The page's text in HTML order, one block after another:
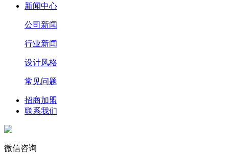
新闻中心
公司新闻
行业新闻
设计风格
常见问题
招商加盟
联系我们
微信咨询